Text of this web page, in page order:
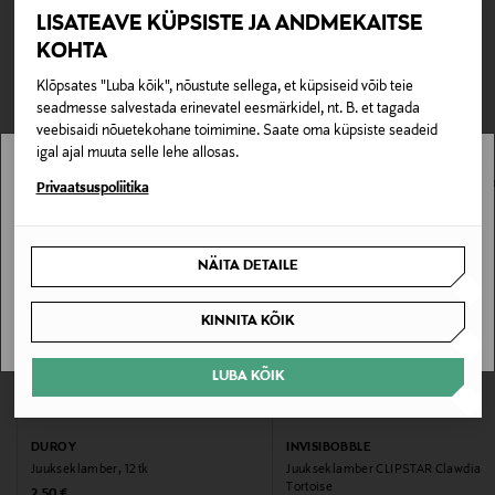
LISATEAVE KÜPSISTE JA ANDMEKAITSE
KOHTA
Klõpsates "Luba kõik", nõustute sellega, et küpsiseid võib teie
seadmesse salvestada erinevatel eesmärkidel, nt. B. et tagada
veebisaidi nõuetekohane toimimine. Saate oma küpsiste seadeid
igal ajal muuta selle lehe allosas.
Privaatsuspoliitika
NÄITA DETAILE
KINNITA KÕIK
LUBA KÕIK
pealispinda.
LOE LISAKS
Tootenumber
165151753
Tootjamaa
HIINA
Tarnimine pakiautomaati või postkontorisse
0,00 € – 4,90 €
lepingust taganeda 30 päeva jooksul alates kauba
kättesaamisest. Suletud pakendis toodete puhul saab neid
pakendis kosmeetika- ja loodustooted peavad olema
avamata originaalpakendis.
E-POE TAGASTUSED
TEISED KLIENDID
VAATASID KA
DUROY
Juukseklamber, 12 tk
INVISIBOBBLE
Juukseklamber CLIPSTAR Clawdia
Tortoise
Stockmann pole Sinu riigis saadaval.
SAAN ARU